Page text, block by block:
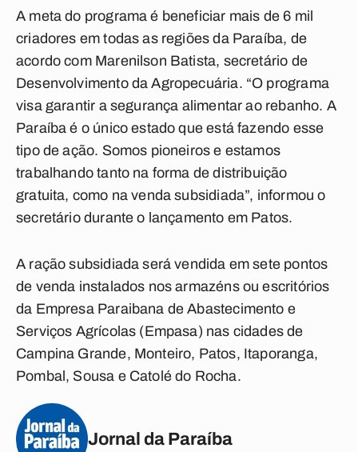
A meta do programa é beneficiar mais de 6 mil
criadores em todas as regiões da Paraíba, de
acordo com Marenilson Batista, secretário de
Desenvolvimento da Agropecuária. “O programa
visa garantir a segurança alimentar ao rebanho. A
Paraíba é o único estado que está fazendo esse
tipo de ação. Somos pioneiros e estamos
trabalhando tanto na forma de distribuição
gratuita, como na venda subsidiada”, informou o
secretário durante o lançamento em Patos.
A ração subsidiada será vendida em sete pontos
de venda instalados nos armazéns ou escritórios
da Empresa Paraibana de Abastecimento e
Serviços Agrícolas (Empasa) nas cidades de
Campina Grande, Monteiro, Patos, Itaporanga,
Pombal, Sousa e Catolé do Rocha.
Jornal da Paraíba